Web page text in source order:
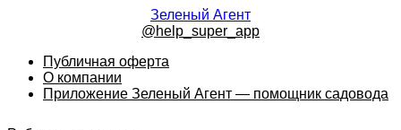
Зеленый Агент
@help_super_app
Публичная оферта
О компании
Приложение Зеленый Агент — помощник садовода